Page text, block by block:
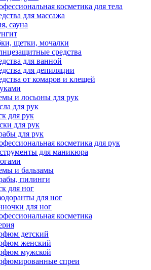
косметика для тела
для массажа
сауна
щетки, мочалки
средства
для ванной
для депиляции
от комаров и клещей
и лосьоны для рук
для рук
для рук
для рук
для рук
косметика для рук
для маникюра
и бальзамы
пилинги
для ног
для ног
для ног
косметика
детский
женский
мужской
спреи